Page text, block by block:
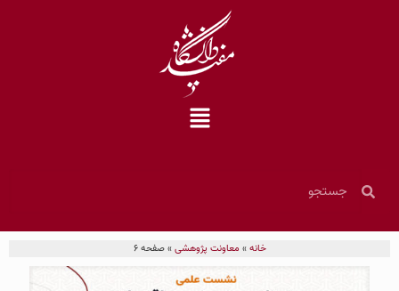
خانه» معاونت پژوهشی»صفحه 6